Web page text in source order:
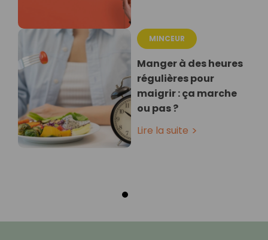
MINCEUR
Manger à des heures
régulières pour
maigrir : ça marche
ou pas ?
Lire la suite